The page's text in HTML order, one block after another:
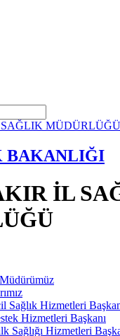
BAKANLIĞI
İL
Sağlık Hizmetleri
Hizmetleri Başkanı
Sağlığı Hizmetleri